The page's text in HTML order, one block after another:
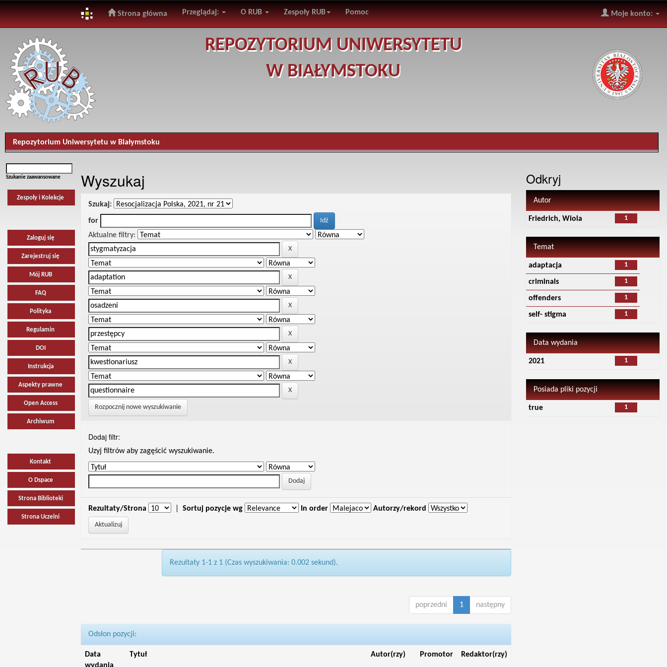
navigation
Strona główna Przeglądaj: O RUB Zespoły RUB Pomoc Moje konto:
REPOZYTORIUM UNIWERSYTETU
W BIAŁYMSTOKU
Repozytorium Uniwersytetu w Białymstoku
Szukanie zaawansowane
Zespoły i Kolekcje
Zaloguj się
Zarejestruj się
Mój RUB
FAQ
Polityka
Regulamin
DOI
Instrukcja
Aspekty prawne
Open Access
Archiwum
Kontakt
O Dspace
Strona Biblioteki
Strona Uczelni
Wyszukaj
Szukaj:
for
Aktualne filtry:
Rozpocznij nowe wyszukiwanie
Dodaj filtr:
Uzyj filtrów aby zagęścić wyszukiwanie.
Rezultaty/Strona Sortuj pozycje wg In order Autorzy/rekord
Rezultaty 1-1 z 1 (Czas wyszukiwania: 0.002 sekund).
poprzedni 1 następny
Odsłon pozycji:
Data
Tytuł Autor(rzy) Promotor Redaktor(rzy)
Odkryj
Autor
1
Friedrich, Wiola
Temat
1
adaptacja
1
criminals
1
offenders
1
self- stigma
Data wydania
1
2021
Posiada pliki pozycji
1
true